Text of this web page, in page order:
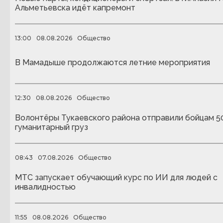
Альметьевска идёт капремонт
13:00 08.08.2026 Общество
В Мамадыше продолжаются летние мероприятия
12:30 08.08.2026 Общество
Волонтёры Тукаевского района отправили бойцам
гуманитарный груз
08:43 07.08.2026 Общество
МТС запускает обучающий курс по ИИ для людей с
инвалидностью
11:55 08.08.2026 Общество